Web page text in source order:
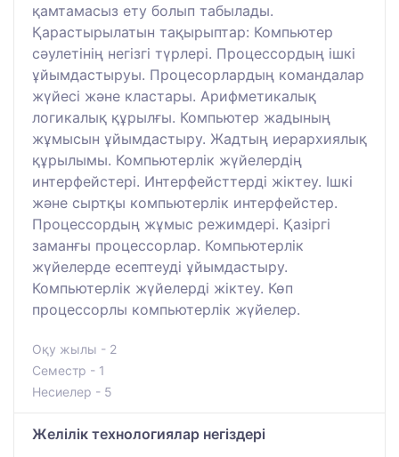
қамтамасыз ету болып табылады.
Қарастырылатын тақырыптар: Компьютер
сәулетінің негізгі түрлері. Процессордың ішкі
ұйымдастыруы. Процесорлардың командалар
жүйесі және кластары. Арифметикалық
логикалық құрылғы. Компьютер жадының
жұмысын ұйымдастыру. Жадтың иерархиялық
құрылымы. Компьютерлік жүйелердің
интерфейстері. Интерфейсттерді жіктеу. Ішкі
және сыртқы компьютерлік интерфейстер.
Процессордың жұмыс режимдері. Қазіргі
заманғы процессорлар. Компьютерлік
жүйелерде есептеуді ұйымдастыру.
Компьютерлік жүйелерді жіктеу. Көп
процессорлы компьютерлік жүйелер.
Оқу жылы - 2
Семестр - 1
Несиелер - 5
Желілік технологиялар негіздері